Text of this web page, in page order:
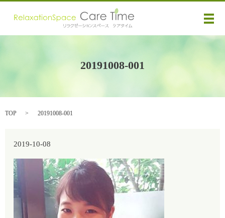
メ
20191008-001
TOP 20191008-001
2019-10-08